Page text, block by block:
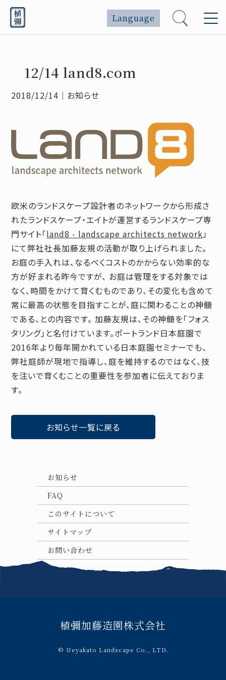
Language
12/14 land8.com
2018/12/14 ｜ お知らせ
欧米のランドスケープ設計者のネットワークから形成さ
れたランドスケープ・エイトが運営するランドスケープ専
門サイト「land8 - landscape architects network 」
にて弊社社長加藤友規の活動が取り上げられました。
お庭の手入れは、なるべくコストのかからない効率的な
方が好まれる昨今ですが、 お庭は管理をする対象では
なく、時間をかけて育くむものであり、その変化も含めて
常に最高の状態を目指すことが、庭に関わることの神髄
である、との内容です。 加藤友規は、その神髄を「フォス
タリング」と名付けています。ポートランド日本庭園で
2016年より毎年開かれている日本庭園セミナーでも、
弊社庭師が現地で指導し、庭を維持するのではなく、技
を注いで育くむことの重要性を参加者に伝えておりま
す。
お知らせ一覧に戻る
お知らせ
FAQ
このサイトについて
サイトマップ
お問い合わせ
植彌加藤造園株式会社
© Ueyakato Landscape Co., LTD.